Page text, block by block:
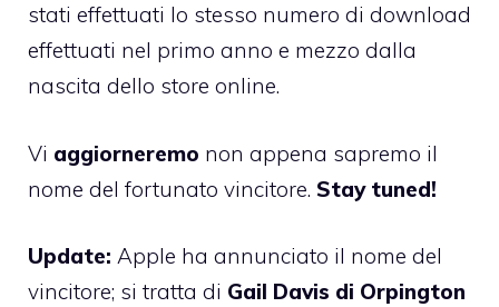
stati effettuati lo stesso numero di download
effettuati nel primo anno e mezzo dalla
nascita dello store online.
Vi aggiorneremo non appena sapremo il
nome del fortunato vincitore. Stay tuned!
Update: Apple ha annunciato il nome del
vincitore; si tratta di Gail Davis di Orpington